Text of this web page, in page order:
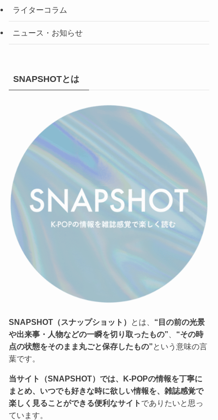
ライターコラム
ニュース・お知らせ
SNAPSHOTとは
SNAPSHOT（スナップショット） とは、 “目の前の光景
や出来事・人物などの一瞬を切り取ったもの”
“その時
点の状態をそのまま丸ごと保存したもの” という意味の言
葉です。
当サイト（SNAPSHOT）では、K-POPの情報を丁寧に
まとめ、いつでも好きな時に欲しい情報を、雑誌感覚で
楽しく見ることができる便利なサイト でありたいと思っ
ています。